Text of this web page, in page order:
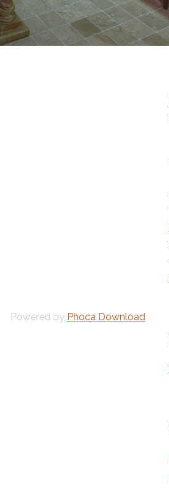
Powered by Phoca Download